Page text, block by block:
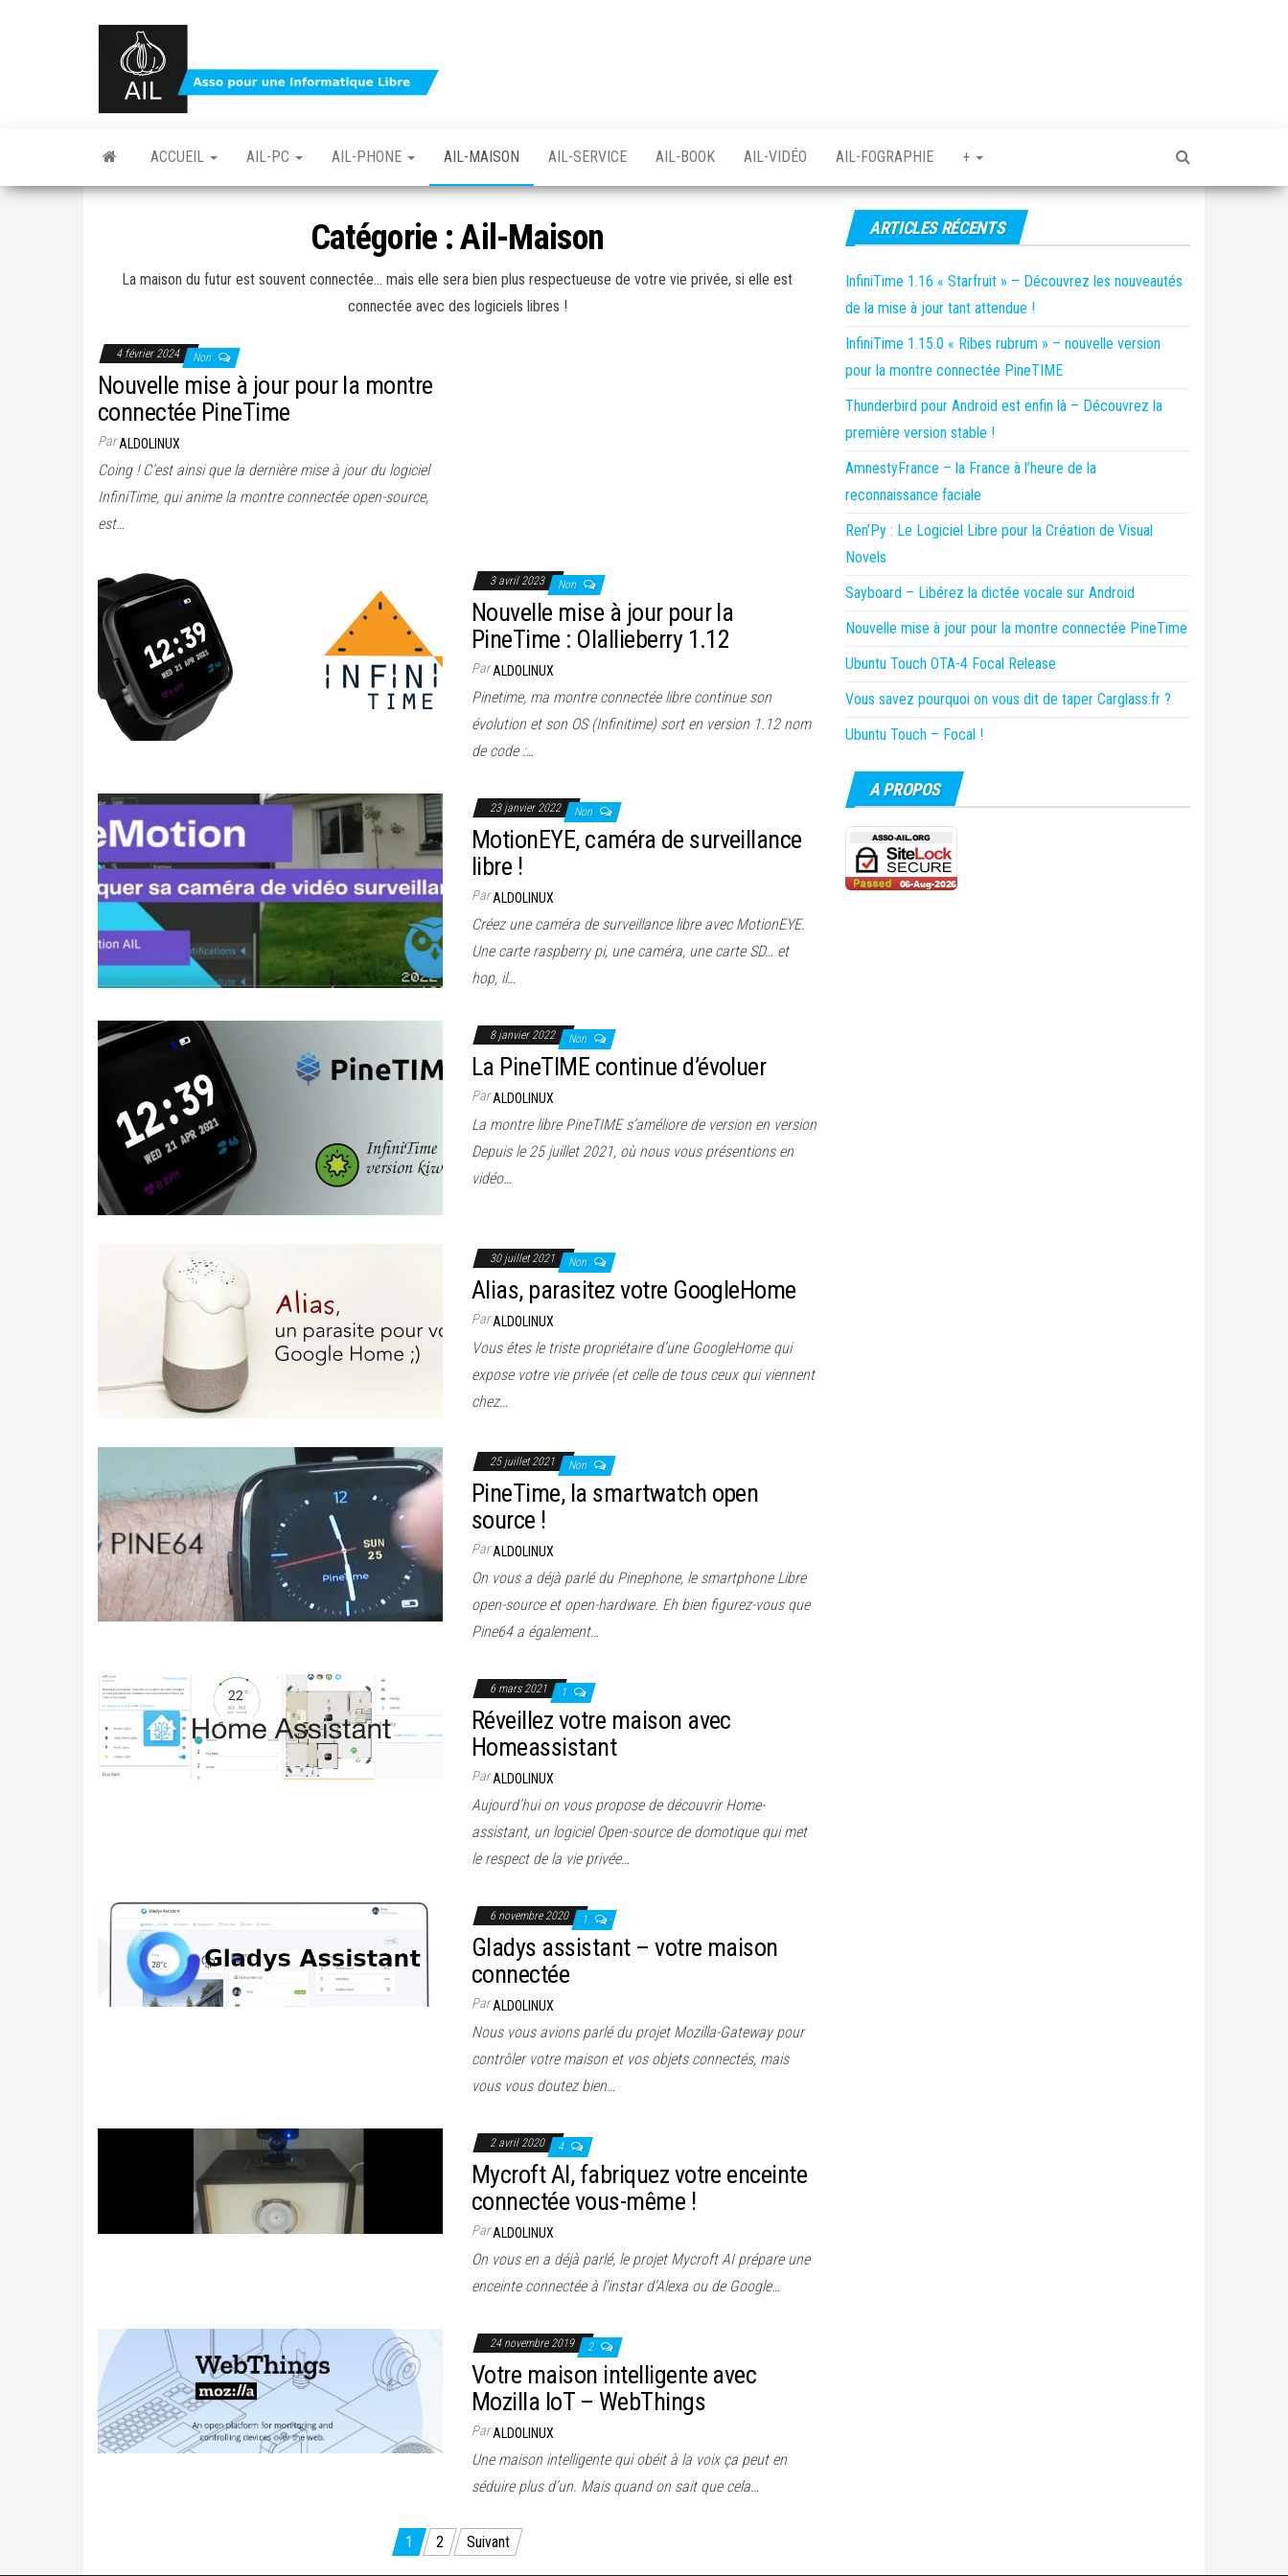
logiciel
libre –
asso AIL
logiciel
ACCUEIL AIL-PC AIL-PHONE AIL-MAISON AIL-SERVICE AIL-BOOK AIL-VIDÉO AIL-FOGRAPHIE +
Catégorie :Ail-Maison
La maison du futur est souvent connectée… mais elle sera bien plus respectueuse de votre vie privée, si elle est
connectée avec des logiciels libres !
4 février 2024 Non
Nouvelle mise à jour pour la montre
connectée PineTime
ParALDOLINUX
Coing ! C’est ainsi que la dernière mise à jour du logiciel
InfiniTime, qui anime la montre connectée open-source,
est…
3 avril 2023 Non
Nouvelle mise à jour pour la
PineTime : Olallieberry 1.12
ParALDOLINUX
Pinetime, ma montre connectée libre continue son
évolution et son OS (Infinitime) sort en version 1.12 nom
de code :…
23 janvier 2022 Non
MotionEYE, caméra de surveillance
libre !
ParALDOLINUX
Créez une caméra de surveillance libre avec MotionEYE.
Une carte raspberry pi, une caméra, une carte SD… et
hop, il…
8 janvier 2022 Non
La PineTIME continue d’évoluer
ParALDOLINUX
La montre libre PineTIME s’améliore de version en version
Depuis le 25 juillet 2021, où nous vous présentions en
vidéo…
30 juillet 2021 Non
Alias, parasitez votre GoogleHome
ParALDOLINUX
Vous êtes le triste propriétaire d’une GoogleHome qui
expose votre vie privée (et celle de tous ceux qui viennent
chez…
25 juillet 2021 Non
PineTime, la smartwatch open
source !
ParALDOLINUX
On vous a déjà parlé du Pinephone, le smartphone Libre
open-source et open-hardware. Eh bien figurez-vous que
Pine64 a également…
6 mars 2021 1
Réveillez votre maison avec
Homeassistant
ParALDOLINUX
Aujourd’hui on vous propose de découvrir Home-
assistant, un logiciel Open-source de domotique qui met
le respect de la vie privée…
6 novembre 2020 1
Gladys assistant – votre maison
connectée
ParALDOLINUX
Nous vous avions parlé du projet Mozilla-Gateway pour
contrôler votre maison et vos objets connectés, mais
vous vous doutez bien…
2 avril 2020 4
Mycroft AI, fabriquez votre enceinte
connectée vous-même !
ParALDOLINUX
On vous en a déjà parlé, le projet Mycroft AI prépare une
enceinte connectée à l’instar d’Alexa ou de Google…
24 novembre 2019 2
Votre maison intelligente avec
Mozilla IoT – WebThings
ParALDOLINUX
Une maison intelligente qui obéit à la voix ça peut en
séduire plus d’un. Mais quand on sait que cela…
1 2 Suivant
ARTICLES RÉCENTS
InfiniTime 1.16 « Starfruit » – Découvrez les nouveautés
de la mise à jour tant attendue !
InfiniTime 1.15.0 « Ribes rubrum » – nouvelle version
pour la montre connectée PineTIME
Thunderbird pour Android est enfin là – Découvrez la
première version stable !
AmnestyFrance – la France à l’heure de la
reconnaissance faciale
Ren’Py : Le Logiciel Libre pour la Création de Visual
Novels
Sayboard – Libérez la dictée vocale sur Android
Nouvelle mise à jour pour la montre connectée PineTime
Ubuntu Touch OTA-4 Focal Release
Vous savez pourquoi on vous dit de taper Carglass.fr ?
Ubuntu Touch – Focal !
A PROPOS